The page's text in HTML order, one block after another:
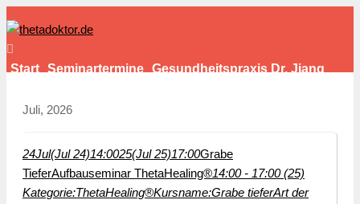
Start Seminartermine Gesundheitspraxis Dr. Jiang
Juli, 2026
24Jul(Jul 24)14:0025(Jul 25)17:00Grabe
TieferAufbauseminar ThetaHealing®14:00 - 17:00 (25)
Kategorie:ThetaHealing®Kursname:Grabe tieferArt der